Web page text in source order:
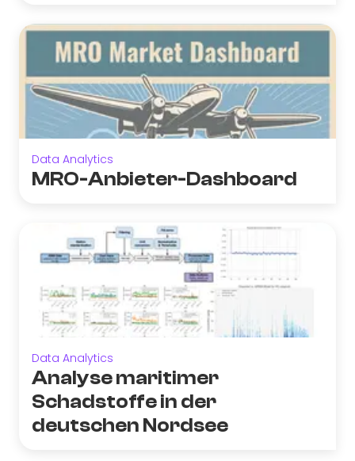
Data Analytics
MRO-Anbieter-Dashboard
Data Analytics
Analyse maritimer
Schadstoffe in der
deutschen Nordsee